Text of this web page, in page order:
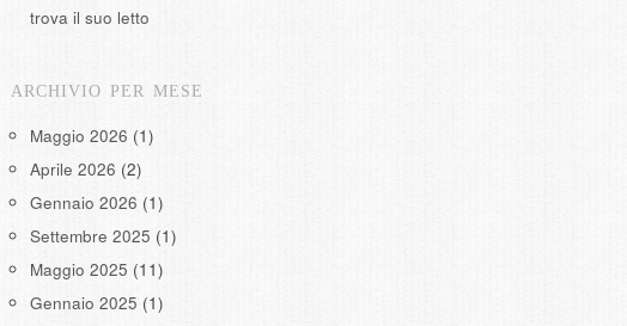
trova il suo letto
ARCHIVIO PER MESE
Maggio 2026 (1)
Aprile 2026 (2)
Gennaio 2026 (1)
Settembre 2025 (1)
Maggio 2025 (11)
Gennaio 2025 (1)